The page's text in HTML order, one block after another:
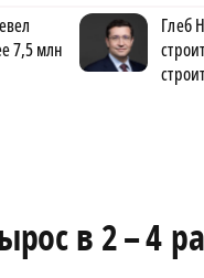
7,5 млн
Глеб
в 2 – 4